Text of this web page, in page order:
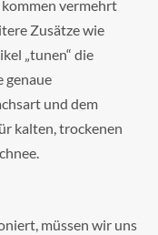
vermehrt
Zusätze wie
„tunen“ die
genaue
und dem
kalten, trockenen
müssen wir uns